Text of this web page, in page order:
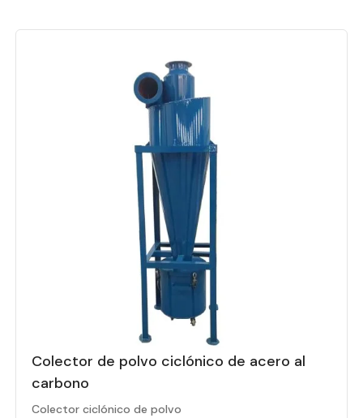
Colector de polvo ciclónico de acero al
carbono
Colector ciclónico de polvo